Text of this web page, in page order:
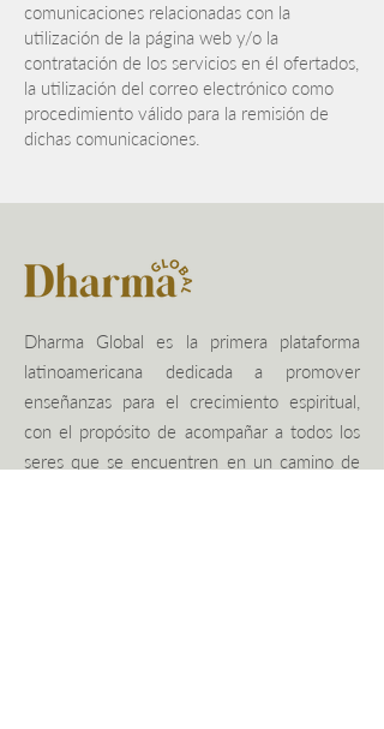
comunicaciones relacionadas con la
utilización de la página web y/o la
contratación de los servicios en él ofertados,
la utilización del correo electrónico como
procedimiento válido para la remisión de
dichas comunicaciones.
Dharma Global es la primera plataforma
latinoamericana dedicada a promover
enseñanzas para el crecimiento espiritual,
con el propósito de acompañar a todos los
seres que se encuentren en un camino de